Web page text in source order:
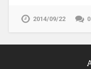
2014/09/22 0